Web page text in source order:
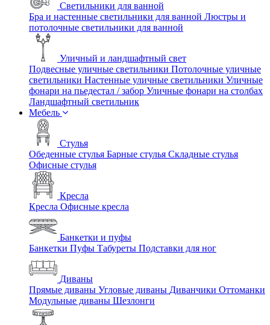
Светильники для ванной
Бра и настенные светильники для ванной Люстры и
потолочные светильники для ванной
Уличный и ландшафтный свет
Подвесные уличные светильники Потолочные уличные
светильники Настенные уличные светильники Уличные
фонари на пьедестал / забор Уличные фонари на столбах
Ландшафтный светильник
Мебель
Стулья
Обеденные стулья Барные стулья Складные стулья
Офисные стулья
Кресла
Кресла Офисные кресла
Банкетки и пуфы
Банкетки Пуфы Табуреты Подставки для ног
Диваны
Прямые диваны Угловые диваны Диванчики Оттоманки
Модульные диваны Шезлонги